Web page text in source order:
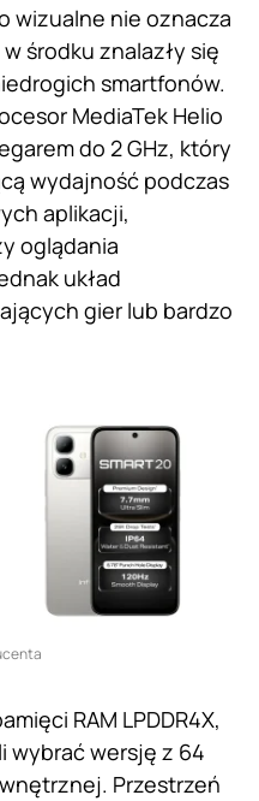
wizualne nie oznacza
środku znalazły się
smartfonów.
MediaTek Helio
do 2 GHz, który
wydajność podczas
aplikacji,
oglądania
układ
gier lub bardzo
RAM LPDDR4X,
wybrać wersję z 64
Przestrzeń